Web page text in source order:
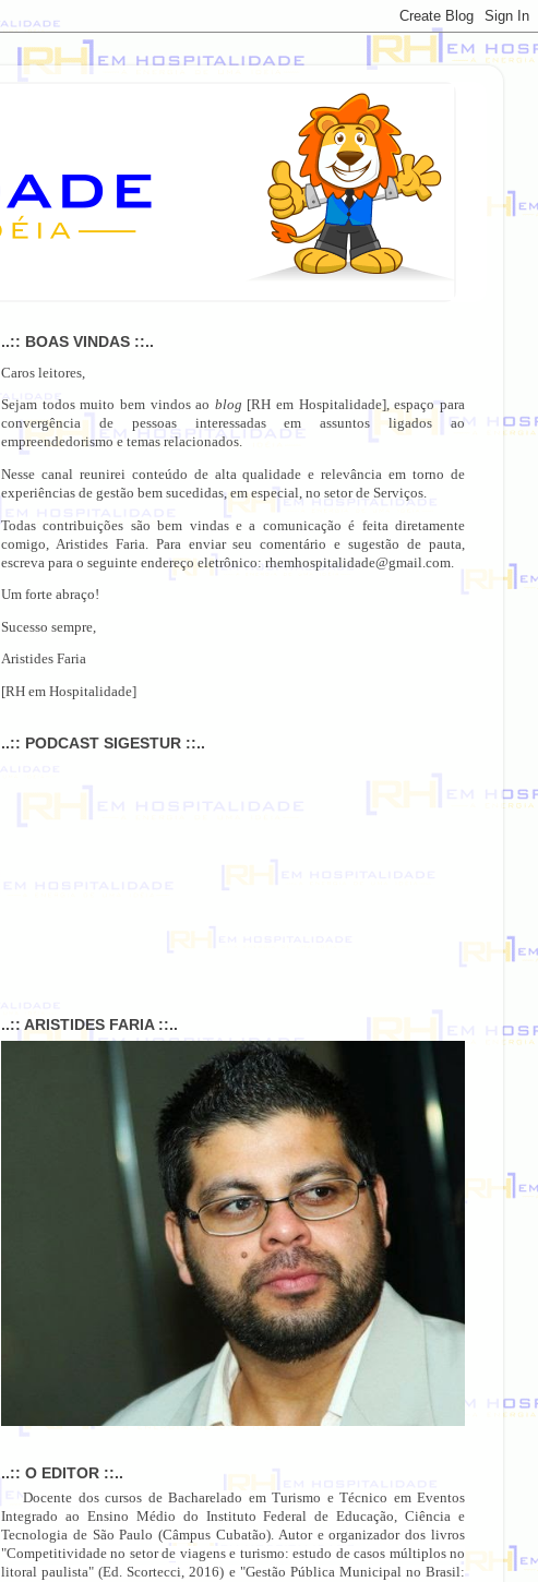
..:: BOAS VINDAS ::..
Caros leitores,
Sejam todos muito bem vindos ao blog [RH em Hospitalidade], espaço para
convergência de pessoas interessadas em assuntos ligados ao
empreendedorismo e temas relacionados.
Nesse canal reunirei conteúdo de alta qualidade e relevância em torno de
experiências de gestão bem sucedidas, em especial, no setor de Serviços.
Todas contribuições são bem vindas e a comunicação é feita diretamente
comigo, Aristides Faria. Para enviar seu comentário e sugestão de pauta,
escreva para o seguinte endereço eletrônico: rhemhospitalidade@gmail.com.
Um forte abraço!
Sucesso sempre,
Aristides Faria
[RH em Hospitalidade]
..:: PODCAST SIGESTUR ::..
..:: ARISTIDES FARIA ::..
..:: O EDITOR ::..
Docente dos cursos de Bacharelado em Turismo e Técnico em Eventos
Integrado ao Ensino Médio do Instituto Federal de Educação, Ciência e
Tecnologia de São Paulo (Câmpus Cubatão). Autor e organizador dos livros
"Competitividade no setor de viagens e turismo: estudo de casos múltiplos no
litoral paulista" (Ed. Scortecci, 2016) e "Gestão Pública Municipal no Brasil: